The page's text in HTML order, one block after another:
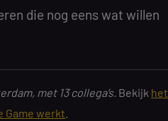
die nog eens wat willen
met 13 collega’s. Bekijk het
Game werkt